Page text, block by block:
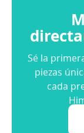
Sé la
piezas
cada